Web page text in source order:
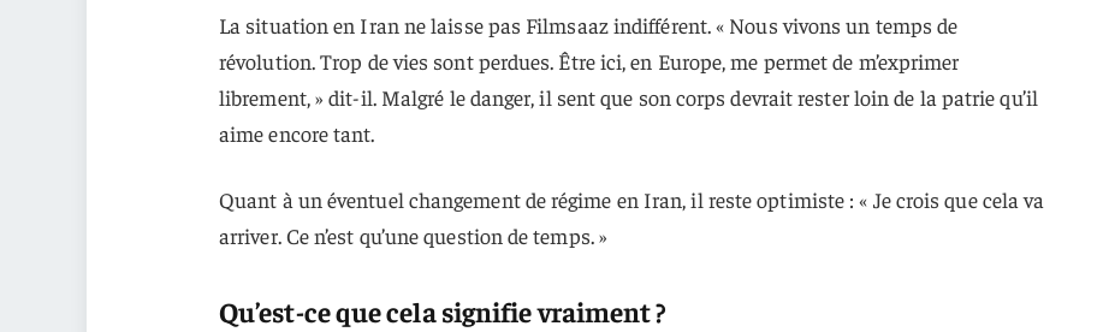
La situation en Iran ne laisse pas Filmsaaz indifférent. « Nous vivons un temps de
révolution. Trop de vies sont perdues. Être ici, en Europe, me permet de m’exprimer
librement, » dit-il. Malgré le danger, il sent que son corps devrait rester loin de la patrie qu’il
aime encore tant.
Quant à un éventuel changement de régime en Iran, il reste optimiste : « Je crois que cela va
arriver. Ce n’est qu’une question de temps. »
Qu’est-ce que cela signifie vraiment ?